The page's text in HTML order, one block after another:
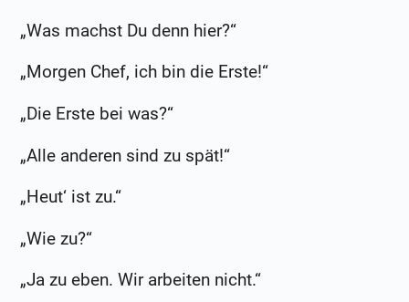
„Was machst Du denn hier?“
„Morgen Chef, ich bin die Erste!“
„Die Erste bei was?“
„Alle anderen sind zu spät!“
„Heut‘ ist zu.“
„Wie zu?“
„Ja zu eben. Wir arbeiten nicht.“